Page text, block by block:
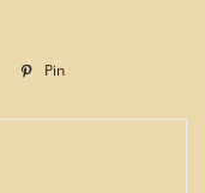
Twitta
Twitter
Pin
Pinterest